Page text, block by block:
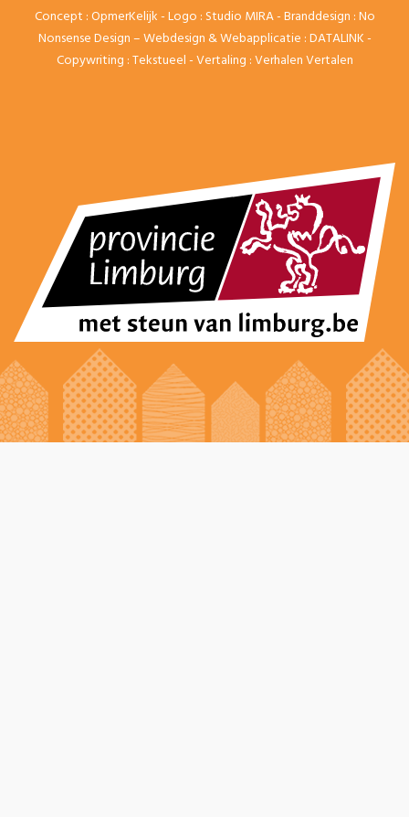
Concept :OpmerKelijk- Logo : Studio MIRA- Branddesign :No
Nonsense Design– Webdesign & Webapplicatie :DATALINK-
Copywriting :Tekstueel- Vertaling :Verhalen Vertalen